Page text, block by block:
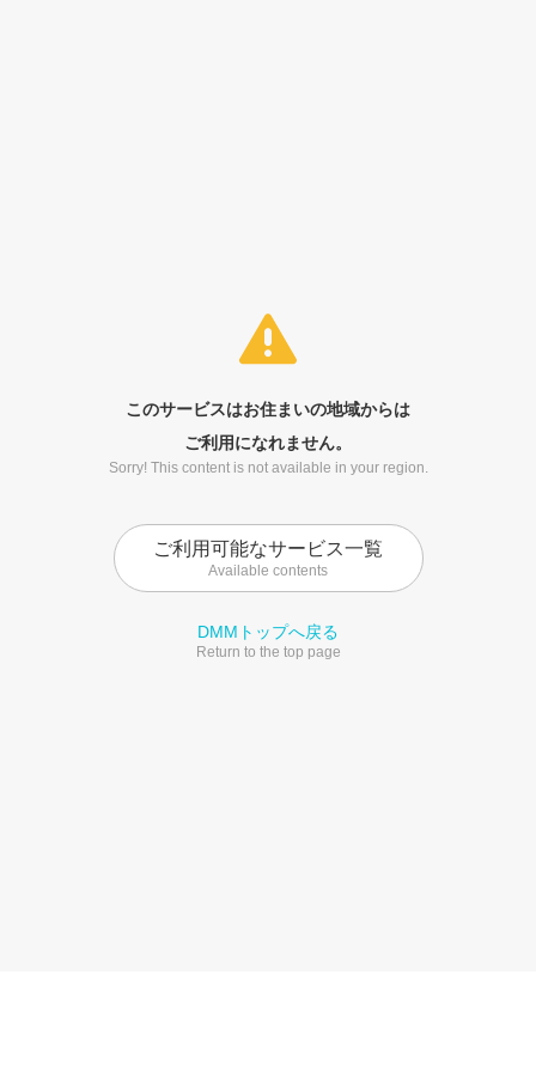
このサービスはお住まいの地域からは
ご利用になれません。
Sorry! This content is not available in your region.
ご利用可能なサービス一覧
Available contents
DMMトップへ戻る
Return to the top page